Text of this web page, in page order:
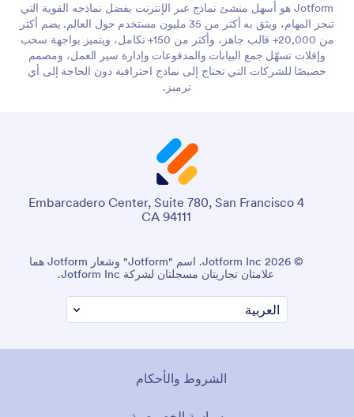
Jotform هو أسهل منشئ نماذج عبر الإنترنت بفضل نماذجه القوية التي
تنجز المهام، ويثق به أكثر من 35 مليون مستخدم حول العالم. يضم أكثر
من 20,000+ قالب جاهز، وأكثر من 150+ تكامل، ويتميز بواجهة سحب
وإفلات تسهّل جمع البيانات والمدفوعات وإدارة سير العمل، ومصمم
خصيصًا للشركات التي تحتاج إلى نماذج احترافية دون الحاجة إلى أي
ترميز.
4 Embarcadero Center, Suite 780, San Francisco
CA 94111
© 2026 Jotform Inc. اسم "Jotform" وشعار Jotform هما
علامتان تجاريتان مسجلتان لشركة Jotform Inc.
الشروط والأحكام